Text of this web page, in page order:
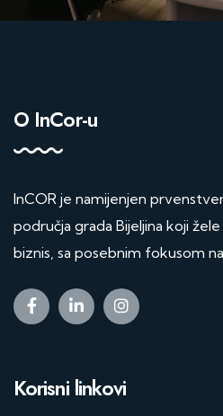
O InCor-u
InCOR je namijenjen
područja grada Bijeljina koji
biznis, sa posebnim fokusom
Korisni linkovi